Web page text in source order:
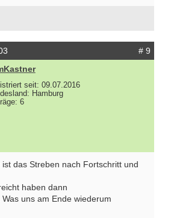
# 9
seit: 09.07.2016
Hamburg
6
das Streben nach Fortschritt und
haben dann
uns am Ende wiederum